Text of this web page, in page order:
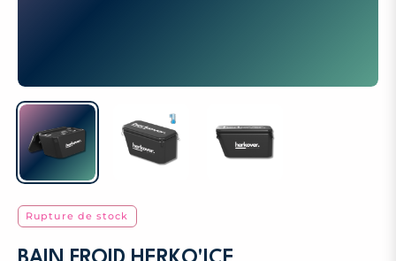
Rupture de stock